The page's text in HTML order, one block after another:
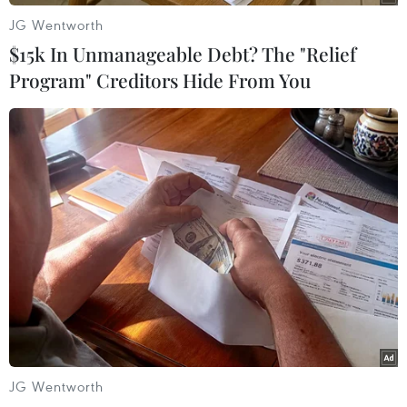
sang Mỹ vàchâu Á do “những thách thức ở châu
Âu đang ngày càng trở nên khắc nghiệt hơn”./.
Huy Bình (Vietnam+)
JG Wentworth
$15k In Unmanageable Debt? The "Relief
Program" Creditors Hide From You
JG Wentworth